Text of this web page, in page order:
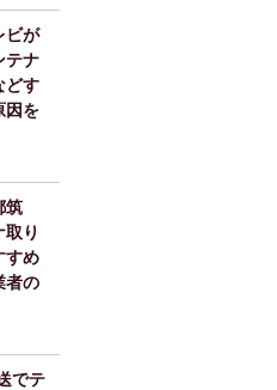
ビが
テナ
どす
因を
筑
取り
すめ
者の
でテ